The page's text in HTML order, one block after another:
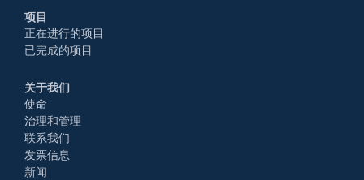
项目
正在进行的项目
已完成的项目
关于我们
使命
治理和管理
联系我们
发票信息
新闻